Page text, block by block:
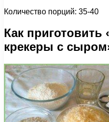
Количество порций: 35-40
Как
крекеры с